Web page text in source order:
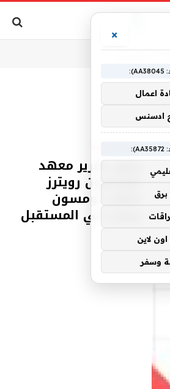
مقالات قانونية
يقول تقرير معهد
طومسون رويترز
معهد تومسون
رويترز في المستقبل
×
اعمال
ادسنس
لاين
وسفر